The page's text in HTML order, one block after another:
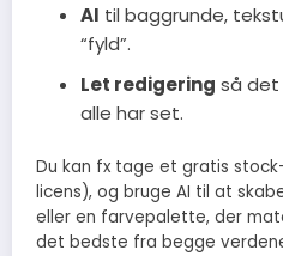
AI til baggrunde,
“fyld”.
Let redigering så det
alle har set.
Du kan fx tage et gratis
licens), og bruge AI til at
eller en farvepalette, der
det bedste fra begge